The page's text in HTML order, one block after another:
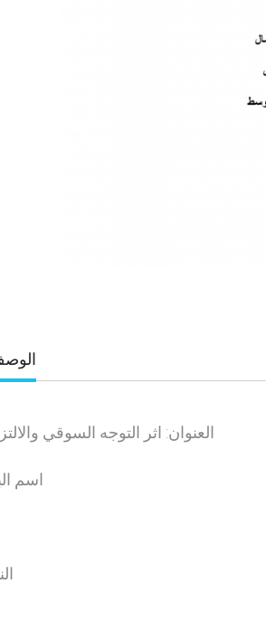
العنوان: اثر التوجه السوقي
اسم